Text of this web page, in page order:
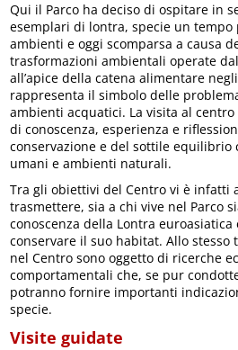
Qui il Parco ha deciso di ospitare in
esemplari di lontra, specie un tempo
ambienti e oggi scomparsa a causa
trasformazioni ambientali operate
all’apice della catena alimentare
rappresenta il simbolo delle
ambienti acquatici. La visita al
di conoscenza, esperienza e
conservazione e del sottile equilibrio
umani e ambienti naturali.
Tra gli obiettivi del Centro vi è infatti
trasmettere, sia a chi vive nel Parco
conoscenza della Lontra euroasiatica
conservare il suo habitat. Allo
nel Centro sono oggetto di ricerche
comportamentali che, se pur
potranno fornire importanti
specie.
Visite guidate